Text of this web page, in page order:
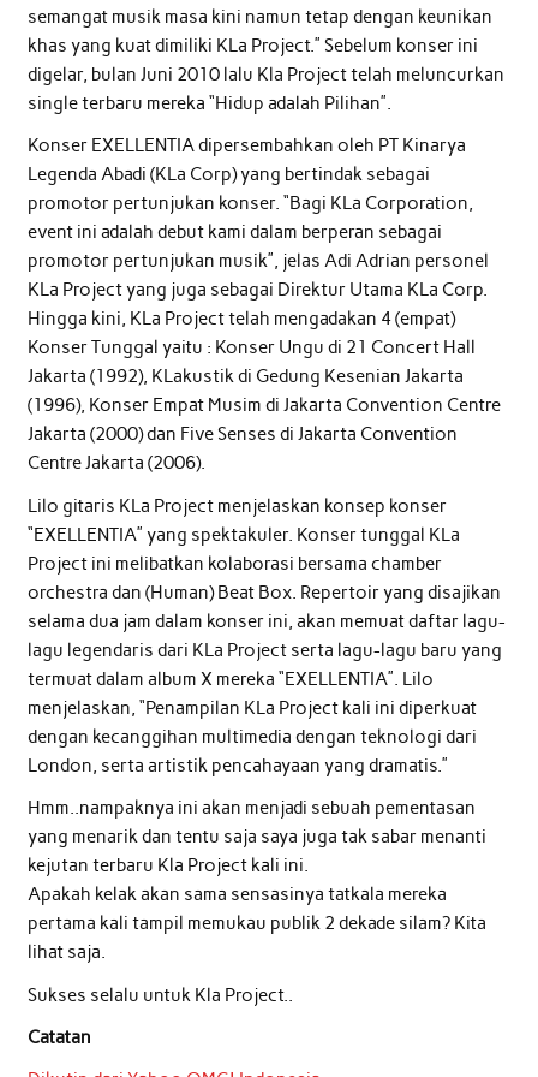
semangat musik masa kini namun tetap dengan keunikan
khas yang kuat dimiliki KLa Project.” Sebelum konser ini
digelar, bulan Juni 2010 lalu Kla Project telah meluncurkan
single terbaru mereka “Hidup adalah Pilihan”.
Konser EXELLENTIA dipersembahkan oleh PT Kinarya
Legenda Abadi (KLa Corp) yang bertindak sebagai
promotor pertunjukan konser. “Bagi KLa Corporation,
event ini adalah debut kami dalam berperan sebagai
promotor pertunjukan musik”, jelas Adi Adrian personel
KLa Project yang juga sebagai Direktur Utama KLa Corp.
Hingga kini, KLa Project telah mengadakan 4 (empat)
Konser Tunggal yaitu : Konser Ungu di 21 Concert Hall
Jakarta (1992), KLakustik di Gedung Kesenian Jakarta
(1996), Konser Empat Musim di Jakarta Convention Centre
Jakarta (2000) dan Five Senses di Jakarta Convention
Centre Jakarta (2006).
Lilo gitaris KLa Project menjelaskan konsep konser
“EXELLENTIA” yang spektakuler. Konser tunggal KLa
Project ini melibatkan kolaborasi bersama chamber
orchestra dan (Human) Beat Box. Repertoir yang disajikan
selama dua jam dalam konser ini, akan memuat daftar lagu-
lagu legendaris dari KLa Project serta lagu-lagu baru yang
termuat dalam album X mereka “EXELLENTIA”. Lilo
menjelaskan, “Penampilan KLa Project kali ini diperkuat
dengan kecanggihan multimedia dengan teknologi dari
London, serta artistik pencahayaan yang dramatis.”
Hmm..nampaknya ini akan menjadi sebuah pementasan
yang menarik dan tentu saja saya juga tak sabar menanti
kejutan terbaru Kla Project kali ini.
Apakah kelak akan sama sensasinya tatkala mereka
pertama kali tampil memukau publik 2 dekade silam? Kita
lihat saja.
Sukses selalu untuk Kla Project..
Catatan